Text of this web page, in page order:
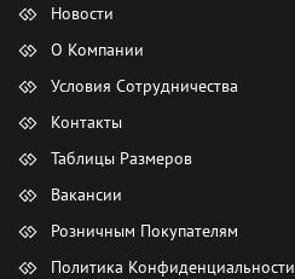
Новости
О Компании
Условия Сотрудничества
Контакты
Таблицы Размеров
Вакансии
Розничным Покупателям
Политика Конфиденциальности